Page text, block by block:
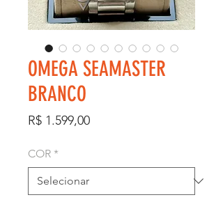
OMEGA SEAMASTER
BRANCO
R$ 1.599,00Preço
COR *